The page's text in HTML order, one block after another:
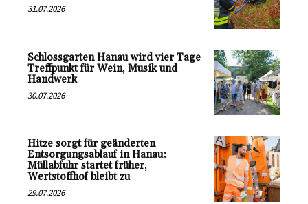
31.07.2026
Schlossgarten Hanau wird vier Tage
Treffpunkt für Wein, Musik und
Handwerk
30.07.2026
Hitze sorgt für geänderten
Entsorgungsablauf in Hanau:
Müllabfuhr startet früher,
Wertstoffhof bleibt zu
29.07.2026